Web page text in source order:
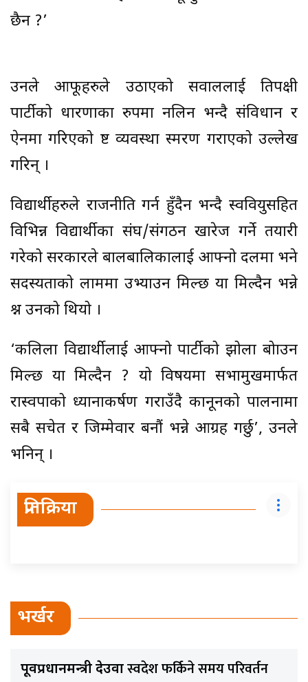
छैन ?’
उनले आफूहरुले उठाएको सवाललाई प्रतिपक्षी
पार्टीको धारणाका रुपमा नलिन भन्दै संविधान र
ऐनमा गरिएको प्रष्ट व्यवस्था स्मरण गराएको उल्लेख
गरिन् ।
विद्यार्थीहरुले राजनीति गर्न हुँदैन भन्दै स्ववियुसहित
विभिन्न विद्यार्थीका संघ/संगठन खारेज गर्ने तयारी
गरेको सरकारले बालबालिकालाई आफ्नो दलमा भने
सदस्यताको लाममा उभ्याउन मिल्छ या मिल्दैन भन्ने
प्रश्न उनको थियो ।
‘कलिला विद्यार्थीलाई आफ्नो पार्टीको झोला बोाउन
मिल्छ या मिल्दैन ? यो विषयमा सभामुखमार्फत
रास्वपाको ध्यानाकर्षण गराउँदै कानूनको पालनामा
सबै सचेत र जिम्मेवार बनौं भन्ने आग्रह गर्छु’, उनले
भनिन् ।
प्रतिक्रिया
भर्खर
पूर्वप्रधानमन्त्री देउवास्वदेश फर्किने समय परिवर्तन